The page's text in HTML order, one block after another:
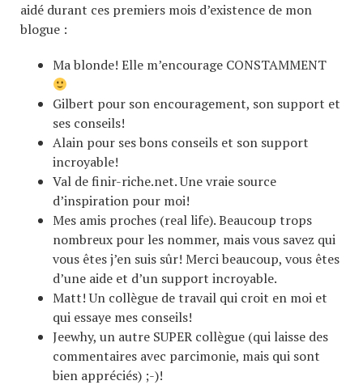
aidé durant ces premiers mois d’existence de mon
blogue :
Ma blonde! Elle m’encourage CONSTAMMENT
Gilbert pour son encouragement, son support et
ses conseils!
Alain pour ses bons conseils et son support
incroyable!
Val de finir-riche.net. Une vraie source
d’inspiration pour moi!
Mes amis proches (real life). Beaucoup trops
nombreux pour les nommer, mais vous savez qui
vous êtes j’en suis sûr! Merci beaucoup, vous êtes
d’une aide et d’un support incroyable.
Matt! Un collègue de travail qui croit en moi et
qui essaye mes conseils!
Jeewhy, un autre SUPER collègue (qui laisse des
commentaires avec parcimonie, mais qui sont
bien appréciés) ;-)!